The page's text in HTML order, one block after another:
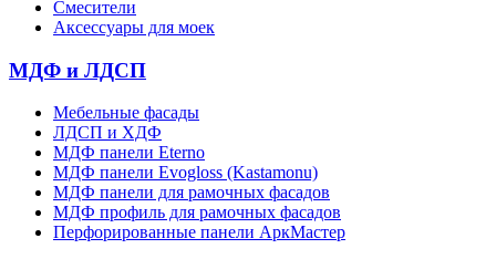
Смесители
Аксессуары для моек
МДФ и ЛДСП
Мебельные фасады
ЛДСП и ХДФ
МДФ панели Eterno
МДФ панели Evogloss (Kastamonu)
МДФ панели для рамочных фасадов
МДФ профиль для рамочных фасадов
Перфорированные панели АркМастер